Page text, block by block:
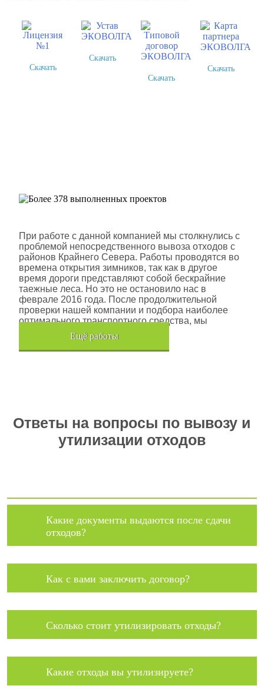
Скачать
Скачать
Скачать
Скачать
При работе с данной компанией мы столкнулись с
проблемой непосредственного вывоза отходов с
районов Крайнего Севера. Работы проводятся во
времена открытия зимников, так как в другое
время дороги представляют собой бескрайние
таежные леса. Но это не остановило нас в
феврале 2016 года. После продолжительной
проверки нашей компании и подбора наиболее
оптимального транспортного средства, мы
помогли данной компании.
Eщё работы
Ответы на вопросы по вывозу и
утилизации отходов
Какие документы выдаются после сдачи
отходов?
Как с вами заключить договор?
Сколько стоит утилизировать отходы?
Какие отходы вы утилизируете?